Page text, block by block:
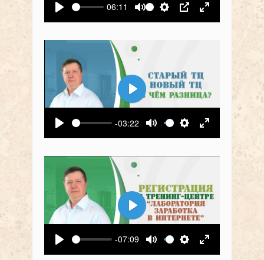
Воспроизвести
06:11
Выключить звук
Настройки
PIP На весь
Воспроизвести
-03:22
Выключить звук
Настройки
На весь
Воспроизвести
Воспроизвести
-07:09
Выключить звук
Настройки
На весь
Воспроизвести